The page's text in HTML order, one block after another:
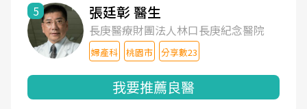
5 張廷彰 醫生
長庚醫療財團法人林口長庚紀念醫院
婦產科 桃園市 分享數23
我要推薦良醫